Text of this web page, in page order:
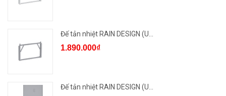
Đế tản nhiệt RAIN DESIGN (U...
1.890.000₫
Đế tản nhiệt RAIN DESIGN (U...